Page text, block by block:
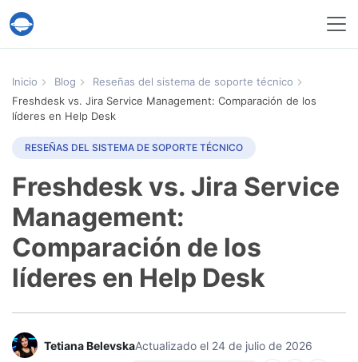
Servicio Help Desk Migration
Inicio Blog
Reseñas del sistema de soporte técnico
Freshdesk vs. Jira Service Management: Comparación de los
líderes en Help Desk
RESEÑAS DEL SISTEMA DE SOPORTE TÉCNICO
Freshdesk vs. Jira Service
Management:
Comparación de los
líderes en Help Desk
Tetiana BelevskaActualizado el 24 de julio de 2026